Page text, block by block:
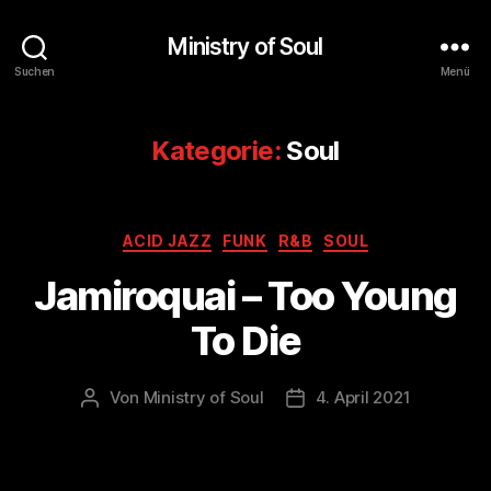
Suchen
Ministry of Soul
Menü
Kategorie: Soul
Kategorien
ACID JAZZ FUNK R&B SOUL
Jamiroquai – Too Young
To Die
Beitragsautor
Von Ministry of Soul Veröffentlichungsdatum
4. April 2021